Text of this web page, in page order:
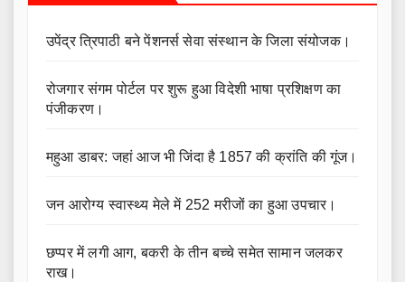
उपेंद्र त्रिपाठी बने पेंशनर्स सेवा संस्थान के जिला संयोजक।
रोजगार संगम पोर्टल पर शुरू हुआ विदेशी भाषा प्रशिक्षण का
पंजीकरण।
महुआ डाबर: जहां आज भी जिंदा है 1857 की क्रांति की गूंज।
जन आरोग्य स्वास्थ्य मेले में 252 मरीजों का हुआ उपचार।
छप्पर में लगी आग, बकरी के तीन बच्चे समेत सामान जलकर
राख।